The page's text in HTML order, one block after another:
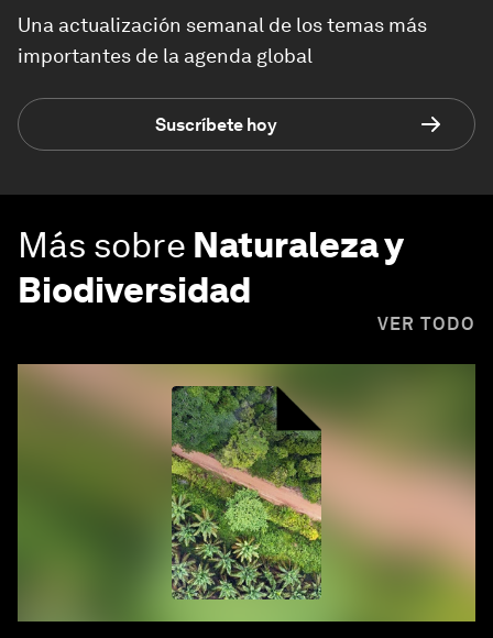
Una actualización semanal de los temas más
importantes de la agenda global
Suscríbete hoy
Más sobre Naturaleza y
Biodiversidad
VER TODO